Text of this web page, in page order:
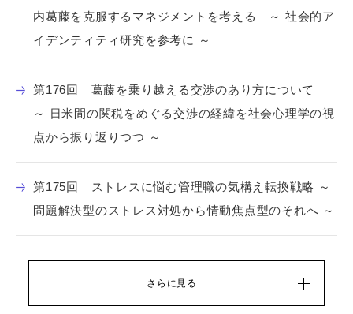
内葛藤を克服するマネジメントを考える ～ 社会的ア
イデンティティ研究を参考に ～
第176回 葛藤を乗り越える交渉のあり方について
～ 日米間の関税をめぐる交渉の経緯を社会心理学の視
点から振り返りつつ ～
第175回 ストレスに悩む管理職の気構え転換戦略 ～
問題解決型のストレス対処から情動焦点型のそれへ ～
さらに見る